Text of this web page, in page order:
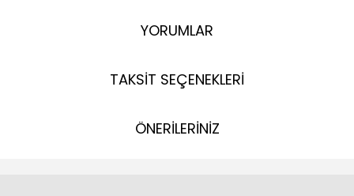
YORUMLAR
TAKSİT SEÇENEKLERİ
ÖNERİLERİNİZ